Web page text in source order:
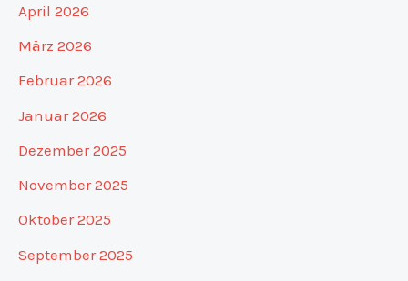
April 2026
März 2026
Februar 2026
Januar 2026
Dezember 2025
November 2025
Oktober 2025
September 2025